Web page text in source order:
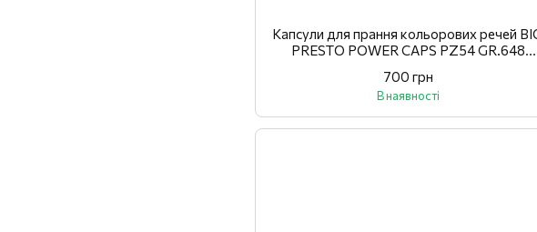
Капсули для прання кольорових речей
PRESTO POWER CAPS PZ54 GR.648
700 грн
В наявності